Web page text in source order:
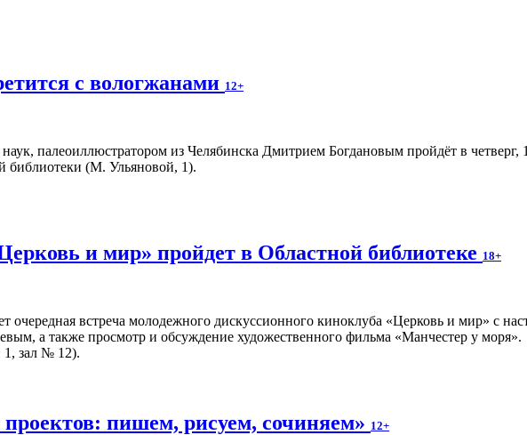
с вологжанами 12+
палеоиллюстратором из Челябинска Дмитрием Богдановым пройдёт в четверг,
библиотеки (М. Ульяновой, 1).
и мир» пройдет в Областной библиотеке 18+
очередная встреча молодежного дискуссионного киноклуба «Церковь и мир» с
а также просмотр и обсуждение художественного фильма «Манчестер у моря».
зал № 12).
пишем, рисуем, сочиняем» 12+